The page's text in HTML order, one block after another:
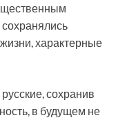
сохранялись
характерные
сохранив
в будущем не